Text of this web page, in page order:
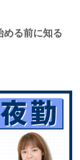
める前に知る